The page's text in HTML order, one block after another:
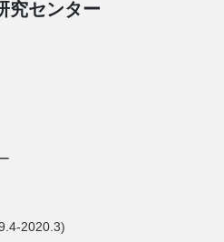
究センター
2020.3)